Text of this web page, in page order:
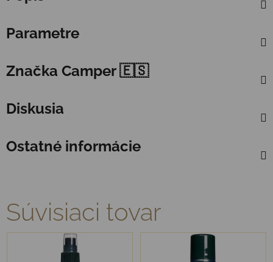
Parametre
Značka Camper 🇪🇸
Diskusia
Ostatné informácie
Súvisiaci tovar